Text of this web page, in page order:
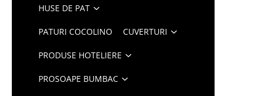
HUSE DE PAT
PATURI COCOLINO CUVERTURI
PRODUSE HOTELIERE
PROSOAPE BUMBAC